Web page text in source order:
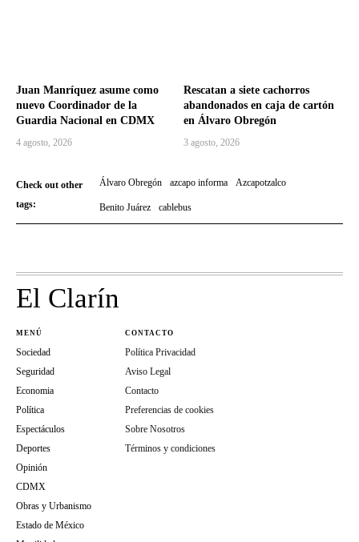
Juan Manríquez asume como
nuevo Coordinador de la
Guardia Nacional en CDMX
4 agosto, 2026
Rescatan a siete cachorros
abandonados en caja de cartón
en Álvaro Obregón
3 agosto, 2026
Check out other
tags:
Álvaro Obregón azcapo informa Azcapotzalco
Benito Juárez cablebus
El Clarín
MENÚ
Sociedad
Seguridad
Economia
Política
Espectáculos
Deportes
Opinión
CDMX
Obras y Urbanismo
Estado de México
CONTACTO
Política Privacidad
Aviso Legal
Contacto
Preferencias de cookies
Sobre Nosotros
Términos y condiciones